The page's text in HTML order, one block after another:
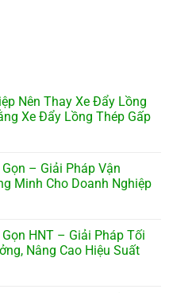
Nên Thay Xe Đẩy Lồng
Xe Đẩy Lồng Thép Gấp
– Giải Pháp Vận
Minh Cho Doanh Nghiệp
HNT – Giải Pháp Tối
Nâng Cao Hiệu Suất